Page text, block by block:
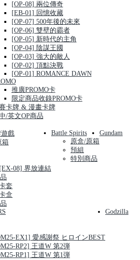
[OP-08] 兩位傳奇
[EB-01] 回憶收藏
[OP-07] 500年後的未來
[OP-06] 雙壁的霸者
[OP-05] 新時代的主角
[OP-04] 陰謀王國
[OP-03] 強大的敵人
[OP-02] 頂點決戰
[OP-01] ROMANCE DAWN
推廣PROMO卡
限定商品收錄PROMO卡
卡牌 & 漫畫卡牌
/英文OP商品
戲
箱
[EX-08] 界放連結
套
盒
Battle Spirits
原盒/原箱
預組
特別商品
Gundam
EX1] 愛感謝祭 ヒロインBEST
RP2] 王道W 第2弾
RP1] 王道W 第1弾
Godzilla